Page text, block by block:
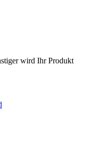
wird Ihr Produkt